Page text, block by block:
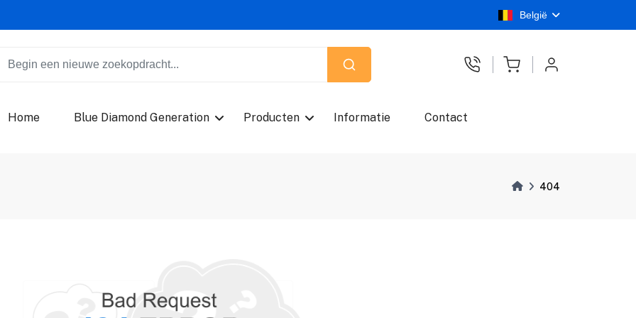
België
Home Blue Diamond Generation Producten Informatie Contact
404